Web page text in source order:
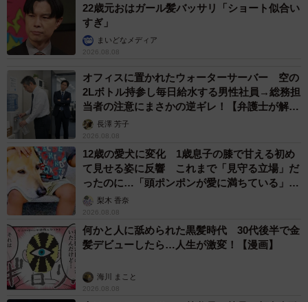
22歳元おはガール髪バッサリ「ショート似合い
すぎ」
まいどなメディア
2026.08.08
オフィスに置かれたウォーターサーバー 空の
2Lボトル持参し毎日給水する男性社員→総務担
当者の注意にまさかの逆ギレ！【弁護士が解
説】長澤 芳子
2026.08.08
12歳の愛犬に変化 1歳息子の膝で甘える初め
て見せる姿に反響 これまで「見守る立場」だ
ったのに…「頭ポンポンが愛に満ちている」
「尊…」
梨木 香奈
2026.08.08
何かと人に舐められた黒髪時代 30代後半で金
髪デビューしたら…人生が激変！【漫画】
海川 まこと
2026.08.08